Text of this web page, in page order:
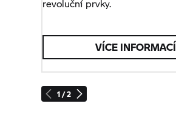
1 / 2
revoluční prvky.
VÍCE INFORMACÍ